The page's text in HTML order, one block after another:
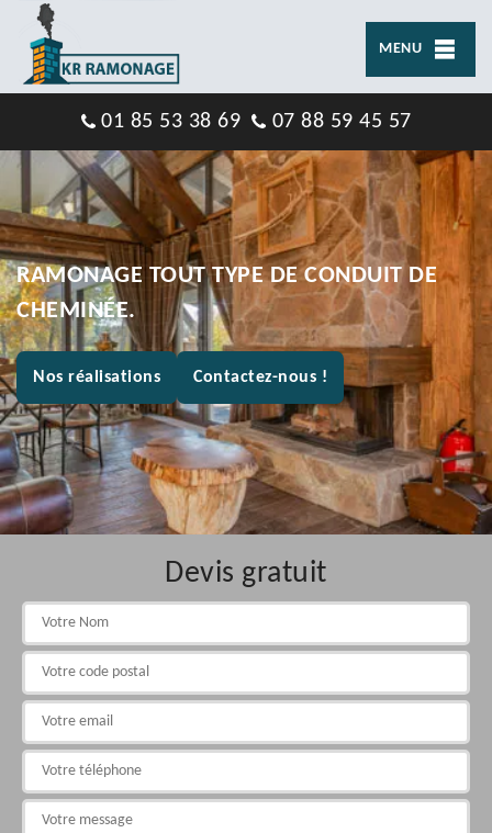
MENU
01 85 53 38 69 07 88 59 45 57
RAMONAGE TOUT TYPE DE CONDUIT DE
CHEMINÉE.
Nos réalisations Contactez-nous !
Devis gratuit